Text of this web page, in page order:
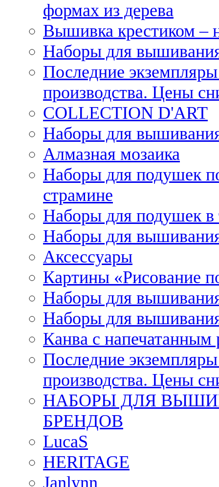
формах из дерева
Вышивка крестиком –
Наборы для
Последние
производства. Цены
COLLECTION D'ART
Наборы для
Алмазная мозаика
Наборы для подушек
страмине
Наборы для подушек в
Наборы для
Аксессуары
Картины «Рисование
Наборы для
Наборы для
Канва с напечатанным
Последние
производства. Цены
НАБОРЫ ДЛЯ
БРЕНДОВ
LucaS
HERITAGE
Janlynn